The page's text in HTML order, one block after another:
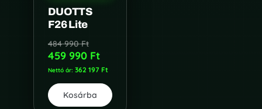
DUOTTS
F26 Lite
484 990Ft
459 990 Ft
Nettó ár: 362 197 Ft
Kosárba